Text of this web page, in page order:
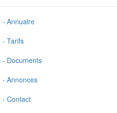
- Annuaire
- Tarifs
- Documents
- Annonces
- Contact